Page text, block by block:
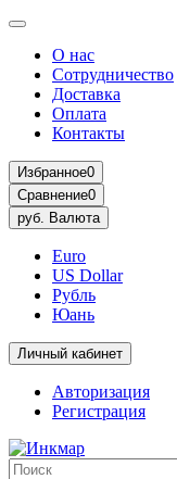
О нас
Сотрудничество
Доставка
Оплата
Контакты
Избранное0
Сравнение0
руб. Валюта
Euro
US Dollar
Рубль
Юань
Личный кабинет
Авторизация
Регистрация